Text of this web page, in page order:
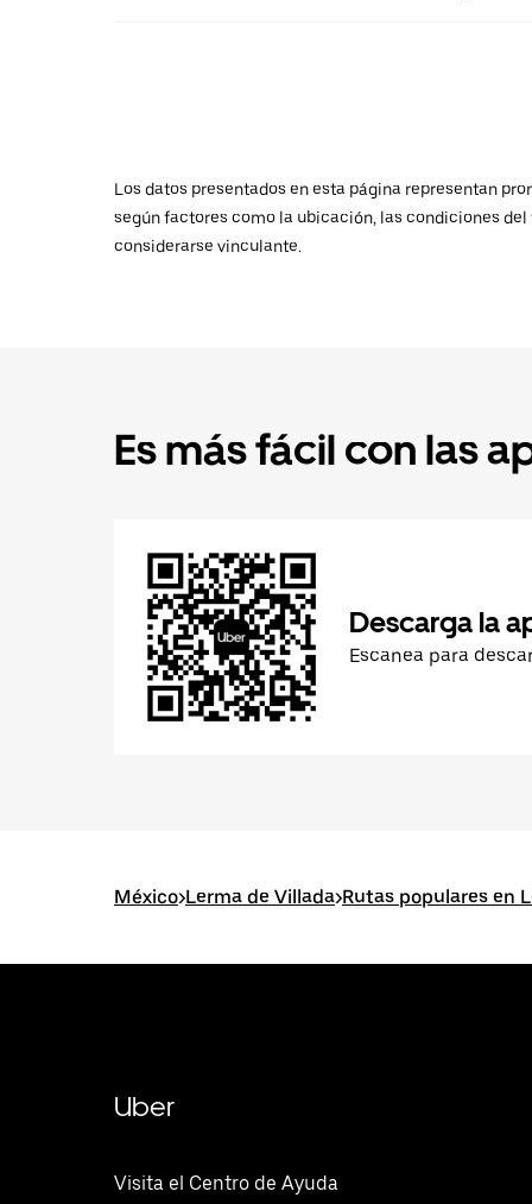
Los datos presentados en esta página representan
según factores como la ubicación, las condiciones
considerarse vinculante.
Es más fácil con las
Descarga la
Escanea para
México>Lerma de Villada>Rutas populares en
Uber
Visita el Centro de Ayuda